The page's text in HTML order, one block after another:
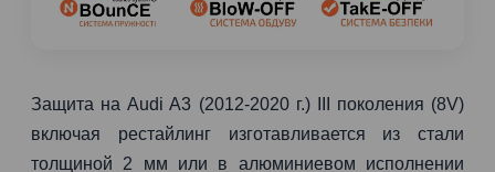
Защита на Audi A3 (2012-2020 г.) III поколения (8V)
включая рестайлинг изготавливается из стали
толщиной 2 мм или в алюминиевом исполнении